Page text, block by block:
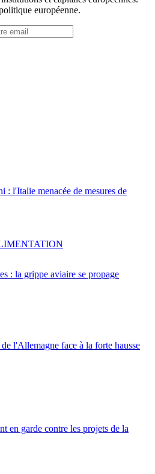
européenne.
: l'Italie menacée de mesures de
: la grippe aviaire se propage
l'Allemagne face à la forte hausse
en garde contre les projets de la